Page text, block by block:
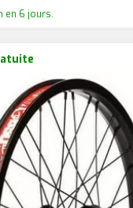
en 6 jours.